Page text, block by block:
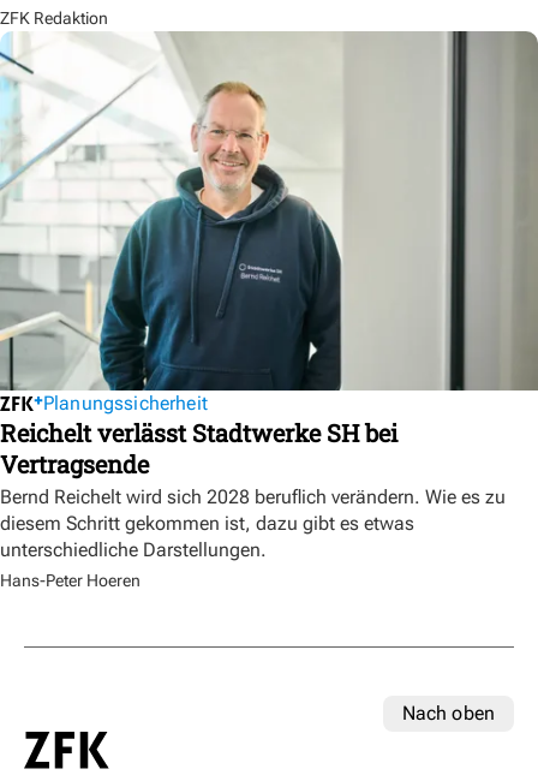
ZFK Redaktion
Planungssicherheit
Reichelt verlässt Stadtwerke SH bei
Vertragsende
Bernd Reichelt wird sich 2028 beruflich verändern. Wie es zu
diesem Schritt gekommen ist, dazu gibt es etwas
unterschiedliche Darstellungen.
Hans-Peter Hoeren
Nach oben